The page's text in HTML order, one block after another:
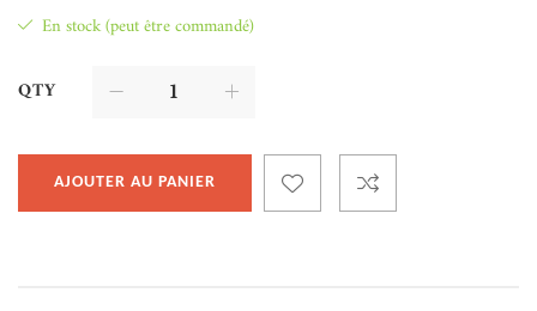
En stock (peut être commandé)
QTY
AJOUTER AU PANIER